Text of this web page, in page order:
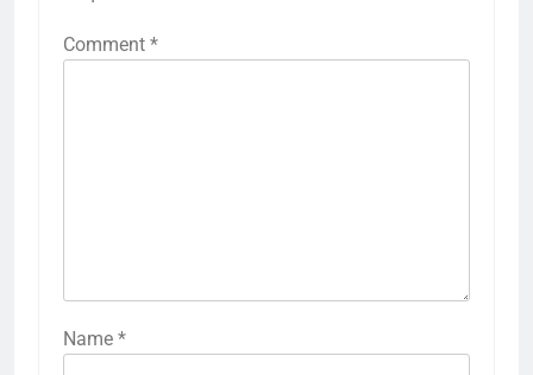
Comment *
Name *